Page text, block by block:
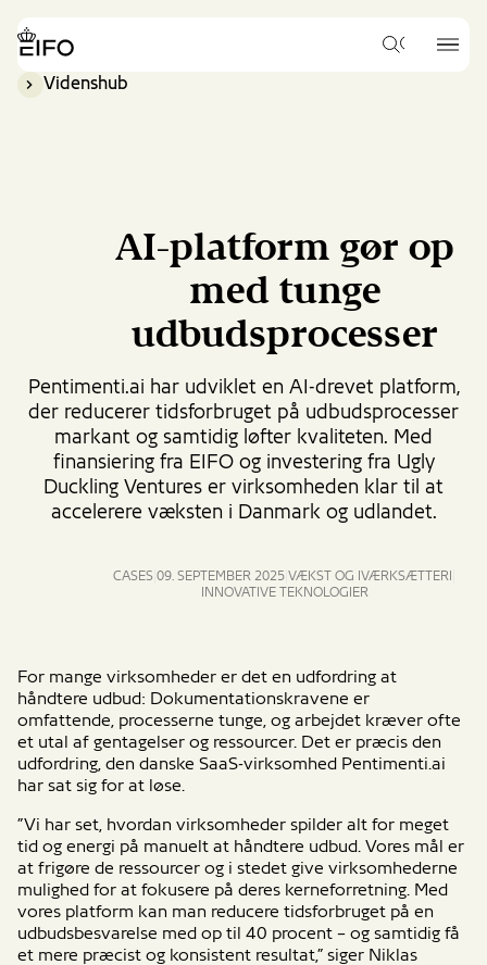
main
content
Label}}
Hvad
Videnshub
AI-platform gør op
med tunge
udbudsprocesser
Pentimenti.ai har udviklet en AI-drevet platform,
der reducerer tidsforbruget på udbudsprocesser
markant og samtidig løfter kvaliteten. Med
finansiering fra EIFO og investering fra Ugly
Duckling Ventures er virksomheden klar til at
accelerere væksten i Danmark og udlandet.
CASES 09. SEPTEMBER 2025 VÆKST OG IVÆRKSÆTTERI
INNOVATIVE TEKNOLOGIER
For mange virksomheder er det en udfordring at
håndtere udbud: Dokumentationskravene er
omfattende, processerne tunge, og arbejdet kræver ofte
et utal af gentagelser og ressourcer. Det er præcis den
udfordring, den danske SaaS-virksomhed Pentimenti.ai
har sat sig for at løse.
”Vi har set, hvordan virksomheder spilder alt for meget
tid og energi på manuelt at håndtere udbud. Vores mål er
at frigøre de ressourcer og i stedet give virksomhederne
mulighed for at fokusere på deres kerneforretning. Med
vores platform kan man reducere tidsforbruget på en
udbudsbesvarelse med op til 40 procent – og samtidig få
et mere præcist og konsistent resultat,” siger Niklas